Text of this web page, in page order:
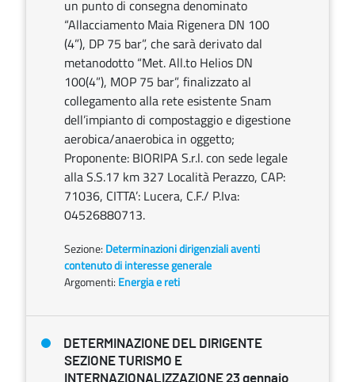
un punto di consegna denominato
“Allacciamento Maia Rigenera DN 100
(4”), DP 75 bar”, che sarà derivato dal
metanodotto “Met. All.to Helios DN
100(4”), MOP 75 bar”, finalizzato al
collegamento alla rete esistente Snam
dell’impianto di compostaggio e digestione
aerobica/anaerobica in oggetto;
Proponente: BIORIPA S.r.l. con sede legale
alla S.S.17 km 327 Località Perazzo, CAP:
71036, CITTA’: Lucera, C.F./ P.Iva:
04526880713.
Sezione: Determinazioni dirigenziali aventi
contenuto di interesse generale
Argomenti: Energia e reti
DETERMINAZIONE DEL DIRIGENTE
SEZIONE TURISMO E
INTERNAZIONALIZZAZIONE 23 gennaio